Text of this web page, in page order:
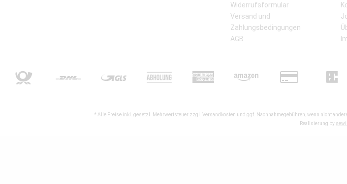
Widerrufsformular
Versand und
Zahlungsbedingungen
AGB
* Alle Preise inkl. gesetzl. Mehrwertsteuer zzgl. Versandkosten und ggf. Nachnahmegebühren, wenn nicht
Realisierung by